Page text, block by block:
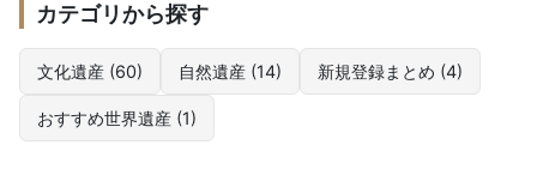
世界遺産のYouTube
カテゴリから探す
文化遺産 (60) 自然遺産 (14) 新規登録まとめ (4)
おすすめ世界遺産 (1)